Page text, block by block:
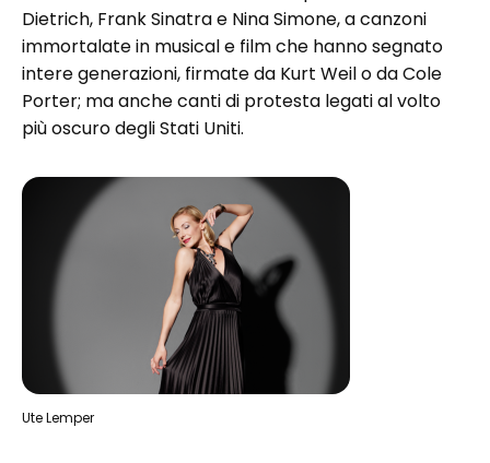
Dietrich, Frank Sinatra e Nina Simone, a canzoni
immortalate in musical e film che hanno segnato
intere generazioni, firmate da Kurt Weil o da Cole
Porter; ma anche canti di protesta legati al volto
più oscuro degli Stati Uniti.
Ute Lemper